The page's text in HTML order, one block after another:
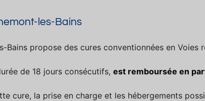
les-Bains
Bains propose des cures conventionnées en Voies
de 18 jours consécutifs, est remboursée en
cure, la prise en charge et les hébergements